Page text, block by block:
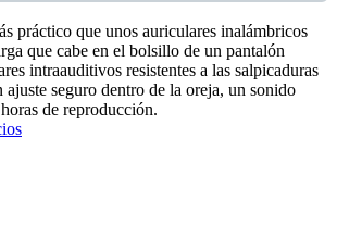
práctico que unos auriculares inalámbricos
que cabe en el bolsillo de un pantalón
intraauditivos resistentes a las salpicaduras
seguro dentro de la oreja, un sonido
de reproducción.